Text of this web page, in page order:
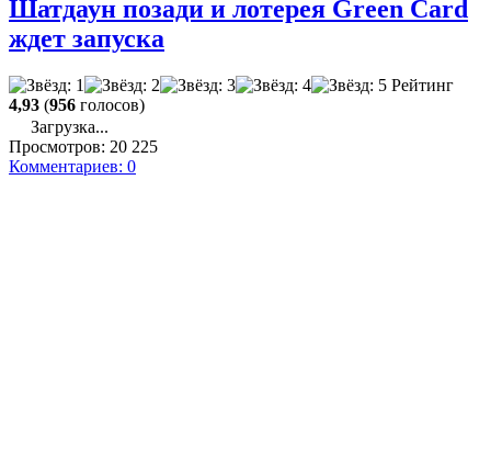
Шатдаун позади и лотерея Green Card
ждет запуска
Рейтинг
4,93 (956 голосов)
Загрузка...
Просмотров: 20 225
Комментариев: 0